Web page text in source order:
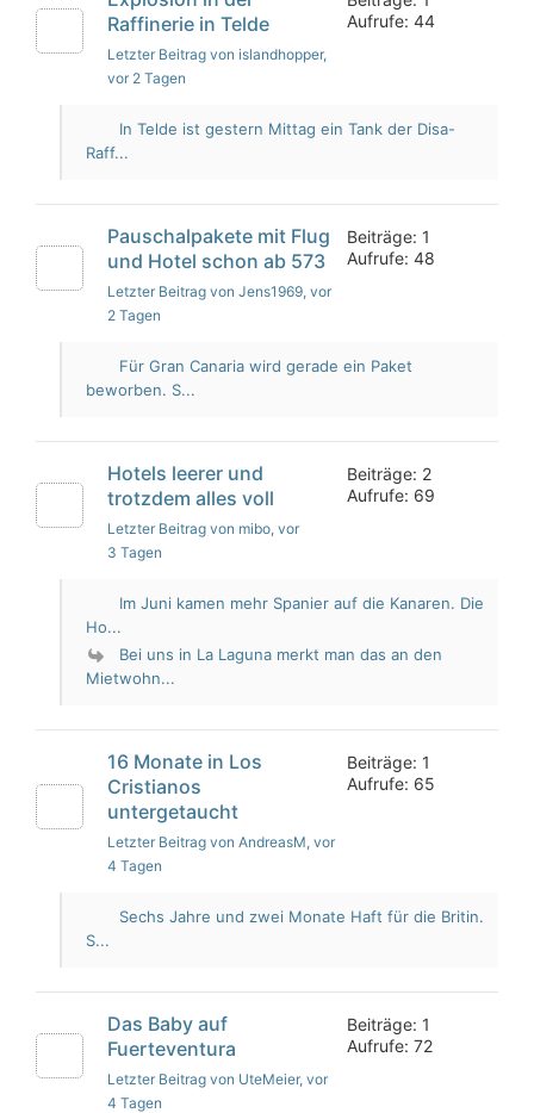
Raffinerie in Telde
Letzter Beitrag von islandhopper,
vor 2 Tagen
Aufrufe: 44
In Telde ist gestern Mittag ein Tank der Disa-
Raff...
Pauschalpakete mit Flug
und Hotel schon ab 573
Letzter Beitrag von Jens1969, vor
2 Tagen
Beiträge: 1
Aufrufe: 48
Für Gran Canaria wird gerade ein Paket
beworben. S...
Hotels leerer und
trotzdem alles voll
Letzter Beitrag von mibo, vor
3 Tagen
Beiträge: 2
Aufrufe: 69
Im Juni kamen mehr Spanier auf die Kanaren. Die
Ho...
Bei uns in La Laguna merkt man das an den
Mietwohn...
16 Monate in Los
Cristianos
untergetaucht
Letzter Beitrag von AndreasM, vor
4 Tagen
Beiträge: 1
Aufrufe: 65
Sechs Jahre und zwei Monate Haft für die Britin.
S...
Das Baby auf
Fuerteventura
Letzter Beitrag von UteMeier, vor
4 Tagen
Beiträge: 1
Aufrufe: 72